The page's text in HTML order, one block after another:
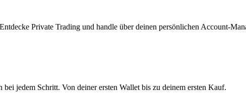
Private Trading und handle über deinen persönlichen Account-
jedem Schritt. Von deiner ersten Wallet bis zu deinem ersten Kauf.